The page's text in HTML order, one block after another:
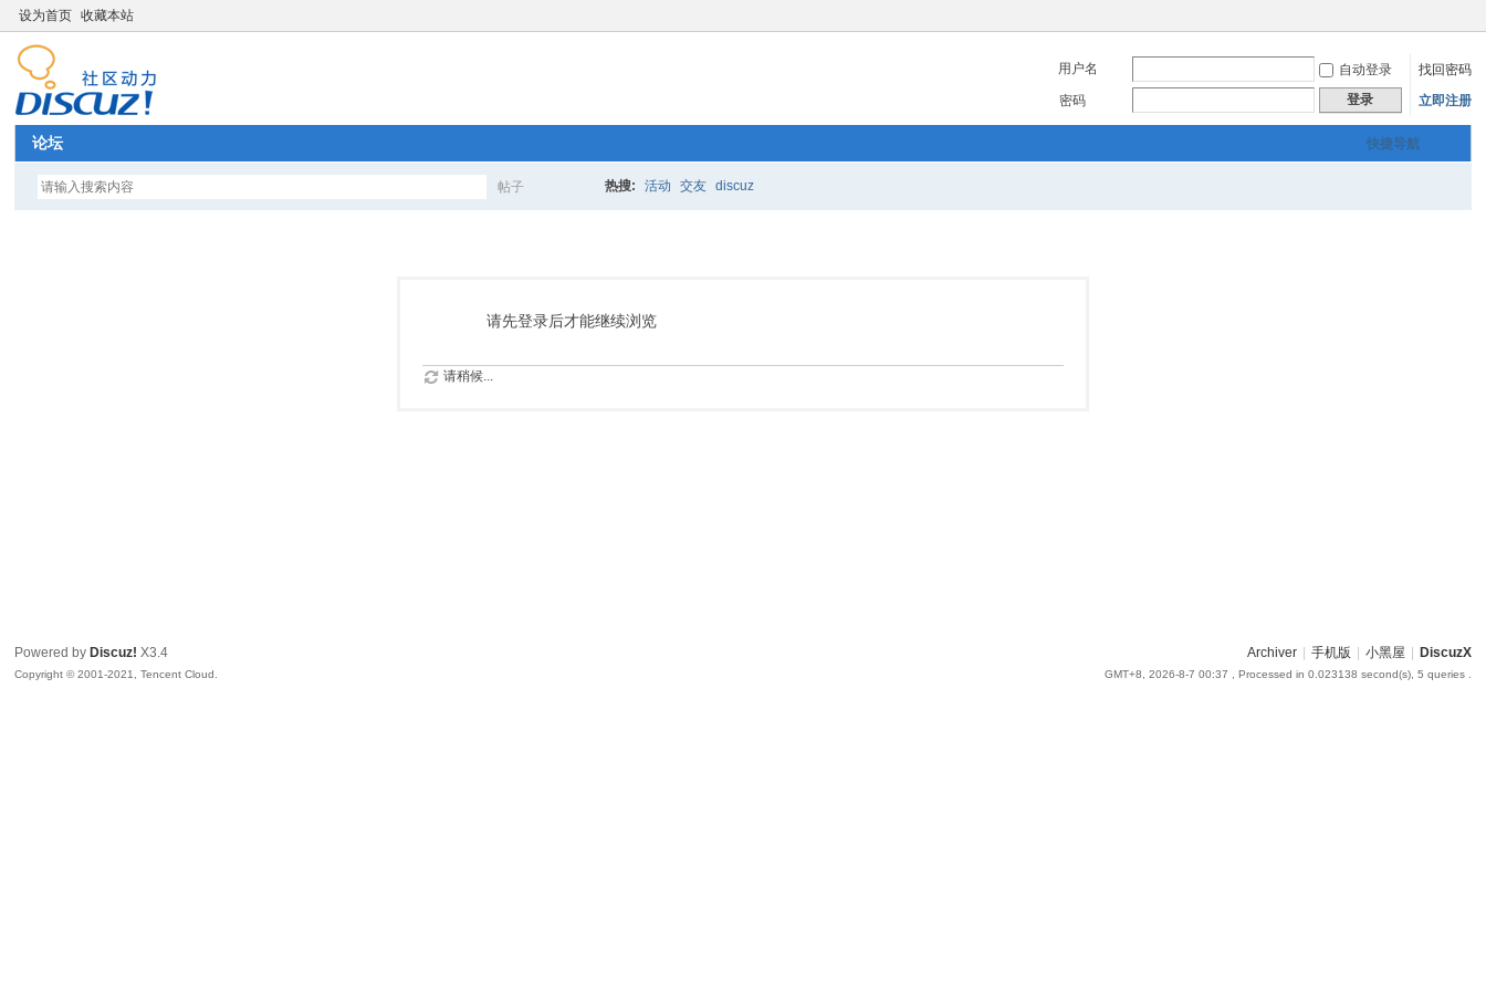
设为首页 收藏本站
用户名 自动登录
找回密码
密码
登录 立即注册
快捷导航
论坛
帖子
索
热搜: 活动 交友 discuz
请先登录后才能继续浏览
请稍候...
Archiver 手机版 小黑屋 DiscuzX
GMT+8, 2026-8-7 00:37 , Processed in 0.023138 second(s), 5 queries .
Powered by Discuz! X3.4
Copyright © 2001-2021, Tencent Cloud.